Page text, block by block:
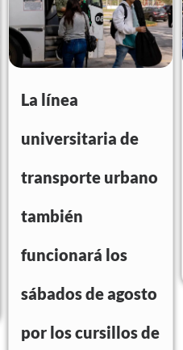
La línea
universitaria de
transporte urbano
también
funcionará los
sábados de agosto
por los cursillos de